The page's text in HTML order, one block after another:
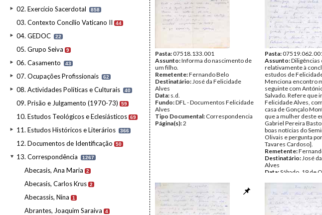
02. Exercício Sacerdotal 858
03. Contexto Concílio Vaticano II 44
04. GEDOC 22
05. Grupo Seiva 9
06. Casamento 43
07. Ocupações Profissionais 62
08. Actividades Políticas e Culturais 40
09. Prisão e Julgamento (1970-73) 59
10. Estudos Teológicos e Eclesiásticos 69
11. Estudos Históricos e Literários 366
12. Documentos de Identificação 50
13. Correspondência 1267
Abecasis, Ana Maria 2
Abecasis, Carlos Krus 2
Abecassis, Nina 1
Abrantes, Joaquim Saraiva 4
Pasta:07518.133.001
Assunto:Informa do nascimento de
um filho.
Remetente:Fernando Belo
Destinatário:José da Felicidade
Alves
Data: s.d.
Fundo:DFL - Documentos Felicidade
Alves
Tipo Documental: Correspondencia
Página(s):2
Pasta:
Assunto:Diligências
relativamente à
estudos de
Menciona encontro
seguinte com
Salvado. Refere que
Felicidade Alves,
casa de Gonçalo
que a mulher deste
Gabriel Pereira
boas notícias do
Olivais e pergunta
Tavares Cardoso].
Remetente:
Destinatário:José
Alves
Data: Sábado, 19 de
Tipo Documental:
Página(s):2